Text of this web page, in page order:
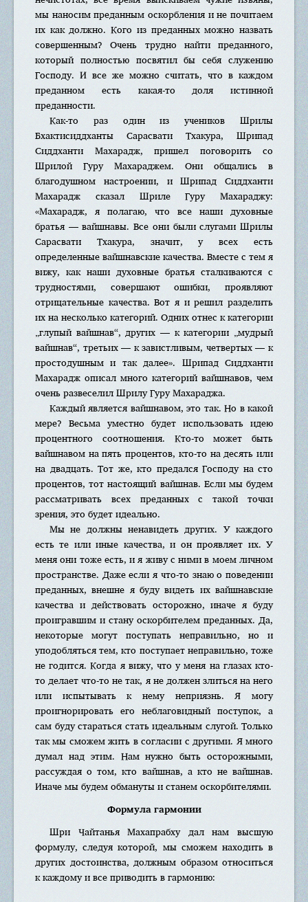
мы наносим преданным оскорбления и не почитаем
их как должно. Кого из преданных можно назвать
совершенным? Очень трудно найти преданного,
который полностью посвятил бы себя служению
Господу. И все же можно считать, что в каждом
преданном есть какая-то доля истинной
преданности.
Как-то раз один из учеников Шрилы
Бхактисиддханты Сарасвати Тхакура, Шрипад
Сиддханти Махарадж, пришел поговорить со
Шрилой Гуру Махараджем. Они общались в
благодушном настроении, и Шрипад Сиддханти
Махарадж сказал Шриле Гуру Махараджу:
«Махарадж, я полагаю, что все наши духовные
братья — вайшнавы. Все они были слугами Шрилы
Сарасвати Тхакура, значит, у всех есть
определенные вайшнавские качества. Вместе с тем я
вижу, как наши духовные братья сталкиваются с
трудностями, совершают ошибки, проявляют
отрицательные качества. Вот я и решил разделить
их на несколько категорий. Одних отнес к категории
„глупый вайшнав“, других — к категории „мудрый
вайшнав“, третьих — к завистливым, четвертых — к
простодушным и так далее». Шрипад Сиддханти
Махарадж описал много категорий вайшнавов, чем
очень развеселил Шрилу Гуру Махараджа.
Каждый является вайшнавом, это так. Но в какой
мере? Весьма уместно будет использовать идею
процентного соотношения. Кто-то может быть
вайшнавом на пять процентов, кто-то на десять или
на двадцать. Тот же, кто предался Господу на сто
процентов, тот настоящий вайшнав. Если мы будем
рассматривать всех преданных с такой точки
зрения, это будет идеально.
Мы не должны ненавидеть других. У каждого
есть те или иные качества, и он проявляет их. У
меня они тоже есть, и я живу с ними в моем личном
пространстве. Даже если я что-то знаю о поведении
преданных, внешне я буду видеть их вайшнавские
качества и действовать осторожно, иначе я буду
проигравшим и стану оскорбителем преданных. Да,
некоторые могут поступать неправильно, но и
уподобляться тем, кто поступает неправильно, тоже
не годится. Когда я вижу, что у меня на глазах кто-
то делает что-то не так, я не должен злиться на него
или испытывать к нему неприязнь. Я могу
проигнорировать его неблаговидный поступок, а
сам буду стараться стать идеальным слугой. Только
так мы сможем жить в согласии с другими. Я много
думал над этим. Нам нужно быть осторожными,
рассуждая о том, кто вайшнав, а кто не вайшнав.
Иначе мы будем обмануты и станем оскорбителями.
Формула гармонии
Шри Чайтанья Махапрабху дал нам высшую
формулу, следуя которой, мы сможем находить в
других достоинства, должным образом относиться
к каждому и все приводить в гармонию: